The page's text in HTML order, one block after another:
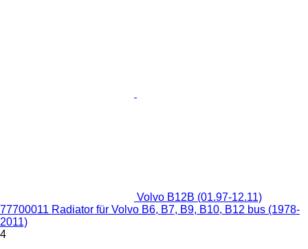
Volvo B12B (01.97-12.11)
77700011 Radiator für Volvo B6, B7, B9, B10, B12 bus (1978-
2011)
4